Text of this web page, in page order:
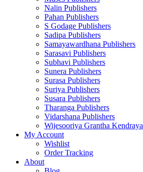
Nalin Publishers
Pahan Publishers
S Godage Publishers
Sadipa Publishers
Samayawardhana Publishers
Sarasavi Publishers
Subhavi Publishers
Sunera Publishers
Surasa Publishers
Suriya Publishers
Susara Publishers
Tharanga Publishers
Vidarshana Publishers
Wijesooriya Grantha Kendraya
My Account
Wishlist
Order Tracking
About